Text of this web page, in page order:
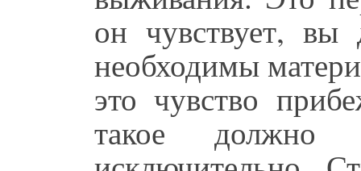
он чувствует,
необходимы
это чувство
такое